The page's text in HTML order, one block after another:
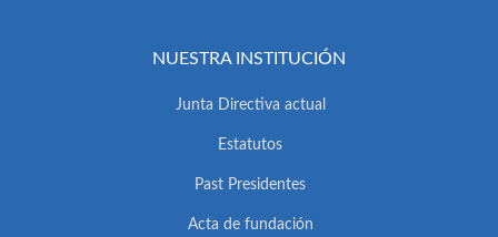
NUESTRA INSTITUCIÓN
Junta Directiva actual
Estatutos
Past Presidentes
Acta de fundación